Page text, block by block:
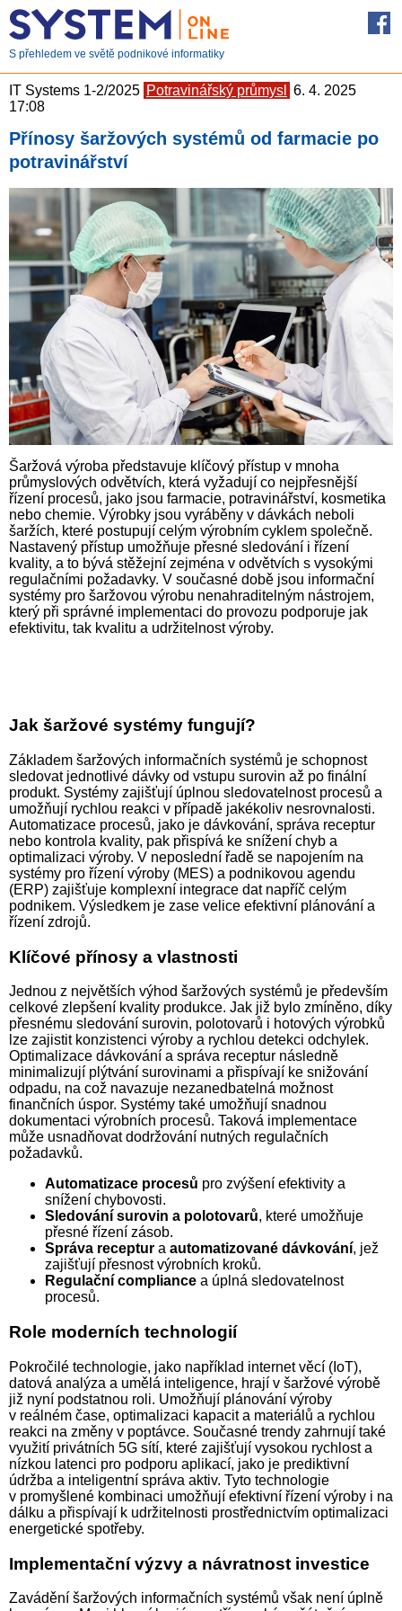
S přehledem ve světě podnikové informatiky
IT Systems 1-2/2025 Potravinářský průmysl
6. 4. 2025
17:08
Přínosy šaržových systémů od farmacie po
potravinářství
Šaržová výroba představuje klí­čový přístup v mnoha
průmyslo­vých odvětvích, která vyžadují co nejpřesnější
řízení procesů, jako jsou farmacie, potravinářství, kosmetika
nebo chemie. Výrobky jsou vyráběny v dávkách neboli
šaržích, které postupují celým výrobním cyklem společně.
Nastavený přístup umožňuje přesné sledování i řízení
kvality, a to bývá stěžejní zejména v odvětvích s vysokými
regulačními požadavky. V současné době jsou informační
systémy pro šaržovou výrobu nenahra­ditelným nástrojem,
který při správné implementaci do provo­zu podporuje jak
efektivitu, tak kvalitu a udržitelnost výroby.
Jak šaržové systémy fungují?
Základem šaržových informačních systémů je schopnost
sledovat jednotlivé dávky od vstupu surovin až po finální
produkt. Systémy zajišťují úplnou sledovatelnost procesů a
umožňují rychlou reakci v případě jakékoliv nesrovnalosti.
Automatizace procesů, jako je dávkování, správa receptur
nebo kontrola kvality, pak přispívá ke snížení chyb a
optimalizaci výroby. V neposlední řadě se napojením na
systémy pro řízení výroby (MES) a podnikovou agendu
(ERP) zajišťuje komplexní integrace dat napříč celým
podnikem. Výsledkem je zase velice efektivní plánování a
řízení zdrojů.
Klíčové přínosy a vlastnosti
Jednou z největších výhod šaržových systémů je především
celkové zlepšení kvality produkce. Jak již bylo zmíněno, díky
přesnému sledování surovin, polotovarů i hotových výrobků
lze zajistit konzistenci výroby a rychlou detekci odchylek.
Optimalizace dávkování a správa receptur následně
minimalizují plýtvání surovinami a přispívají ke snižování
odpadu, na což navazuje nezanedbatelná možnost
finančních úspor. Systémy také umožňují snadnou
dokumentaci výrobních procesů. Taková implementace
může usnadňovat dodržování nutných regulačních
požadavků.
Automatizace procesů pro zvýšení efektivity a
snížení chybovosti.
Sledování surovin a polotovarů, které umožňuje
přesné řízení zásob.
Správa receptur a automatizované dávkování, jež
zajišťují přesnost výrobních kroků.
Regulační compliance a úplná sledovatelnost
procesů.
Role moderních technologií
Pokročilé technologie, jako například internet věcí (IoT),
datová ana­lý­za a umělá inteligence, hrají v šaržové výrobě
již nyní podstatnou roli. Umožňují plánování výroby
v reálném čase, optimalizaci kapacit a materiálů a rychlou
reakci na změny v poptávce. Současné trendy zahrnují také
využití privátních 5G sítí, které zajišťují vysokou rychlost a
nízkou latenci pro podporu aplikací, jako je prediktivní
údržba a inteligentní správa aktiv. Tyto technologie
v promyšlené kombinaci umožňují efektivní řízení výroby i na
dálku a přispívají k udržitelnosti prostřednictvím optimalizaci
energetické spotřeby.
Implementační výzvy a návratnost investice
Zavádění šaržových informačních systémů však není úplně